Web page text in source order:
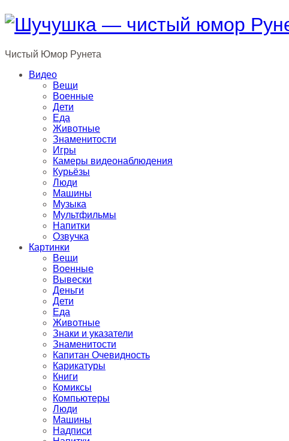
Чистый Юмор Рунета
Видео
Вещи
Военные
Дети
Еда
Животные
Знаменитости
Игры
Камеры видеонаблюдения
Курьёзы
Люди
Машины
Музыка
Мультфильмы
Напитки
Озвучка
Картинки
Вещи
Военные
Вывески
Деньги
Дети
Еда
Животные
Знаки и указатели
Знаменитости
Капитан Очевидность
Карикатуры
Книги
Комиксы
Компьютеры
Люди
Машины
Надписи